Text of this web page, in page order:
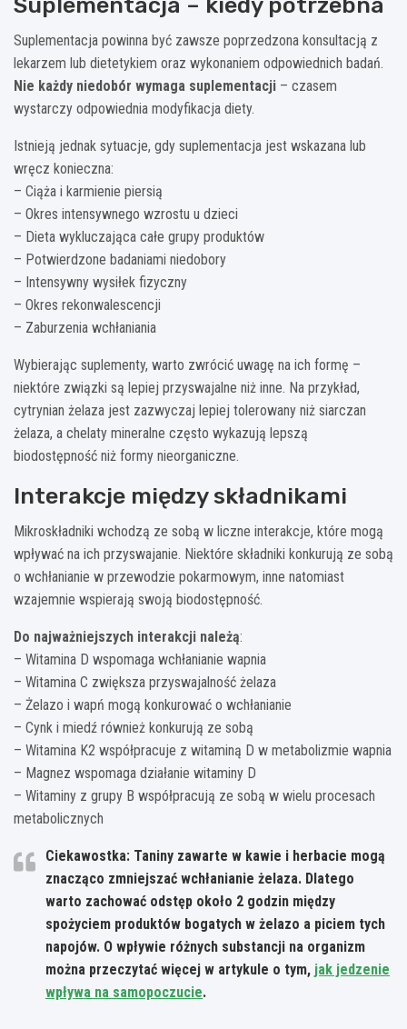
Suplementacja powinna być zawsze poprzedzona konsultacją z
lekarzem lub dietetykiem oraz wykonaniem odpowiednich badań.
Nie każdy niedobór wymaga suplementacji – czasem
wystarczy odpowiednia modyfikacja diety.
Istnieją jednak sytuacje, gdy suplementacja jest wskazana lub
wręcz konieczna:
– Ciąża i karmienie piersią
– Okres intensywnego wzrostu u dzieci
– Dieta wykluczająca całe grupy produktów
– Potwierdzone badaniami niedobory
– Intensywny wysiłek fizyczny
– Okres rekonwalescencji
– Zaburzenia wchłaniania
Wybierając suplementy, warto zwrócić uwagę na ich formę –
niektóre związki są lepiej przyswajalne niż inne. Na przykład,
cytrynian żelaza jest zazwyczaj lepiej tolerowany niż siarczan
żelaza, a chelaty mineralne często wykazują lepszą
biodostępność niż formy nieorganiczne.
Interakcje między składnikami
Mikroskładniki wchodzą ze sobą w liczne interakcje, które mogą
wpływać na ich przyswajanie. Niektóre składniki konkurują ze sobą
o wchłanianie w przewodzie pokarmowym, inne natomiast
wzajemnie wspierają swoją biodostępność.
Do najważniejszych interakcji należą:
– Witamina D wspomaga wchłanianie wapnia
– Witamina C zwiększa przyswajalność żelaza
– Żelazo i wapń mogą konkurować o wchłanianie
– Cynk i miedź również konkurują ze sobą
– Witamina K2 współpracuje z witaminą D w metabolizmie wapnia
– Magnez wspomaga działanie witaminy D
– Witaminy z grupy B współpracują ze sobą w wielu procesach
metabolicznych
Ciekawostka: Taniny zawarte w kawie i herbacie mogą
znacząco zmniejszać wchłanianie żelaza. Dlatego
warto zachować odstęp około 2 godzin między
spożyciem produktów bogatych w żelazo a piciem tych
napojów. O wpływie różnych substancji na organizm
można przeczytać więcej w artykule o tym, jak jedzenie
wpływa na samopoczucie.